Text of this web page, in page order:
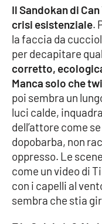
LOCALI
Catanzaro
Crotone
Vibo Valentia
Reggio Calabria
Cosenza
Lamezia Terme
Il Sandokan di
crisi esistenziale.
la faccia da
per decapitare
corretto,
Manca solo che
poi sembra un
luci calde,
dell’attore come
dopobarba, non
oppresso. Le
come un video di
con i capelli al
sembra che stia